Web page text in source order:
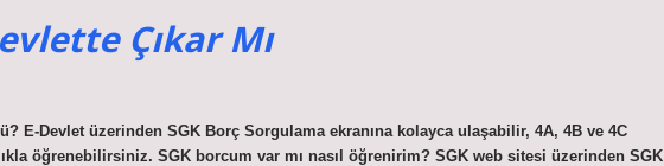
Çıkar Mı
E-Devlet üzerinden SGK Borç Sorgulama ekranına kolayca ulaşabilir, 4A, 4B ve 4C
öğrenebilirsiniz. SGK borcum var mı nasıl öğrenirim? SGK web sitesi üzerinden SGK